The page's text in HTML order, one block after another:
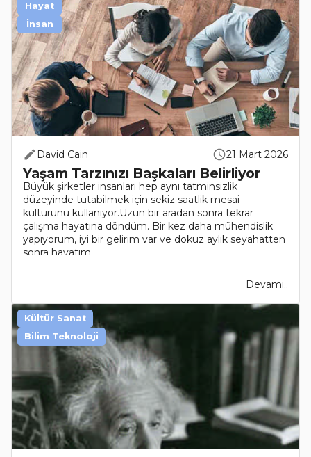
David Cain 21 Mart 2026
Yaşam Tarzınızı Başkaları Belirliyor
Büyük şirketler insanları hep aynı tatminsizlik
düzeyinde tutabilmek için sekiz saatlik mesai
kültürünü kullanıyor.Uzun bir aradan sonra tekrar
çalışma hayatına döndüm. Bir kez daha mühendislik
yapıyorum, iyi bir gelirim var ve dokuz aylık seyahatten
sonra hayatım..
Devamı..
Hayat
İnsan
Kültür Sanat
Bilim Teknoloji